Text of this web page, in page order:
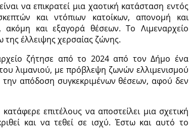
να επικρατεί μια χαοτική κατάσταση εντός
και ντόπιων κατοίκων, απονομή και
ακόμη και εξαγορά θέσεων. Το Λιμεναρχείο
έλλειψης χερσαίας ζώνης.
ζήτησε από το 2024 από τον Δήμο ένα
λιμανιού, με πρόβλεψη ζωνών ελλιμενισμού
απόδοση συγκεκριμένων θέσεων, αφού δεν
επιτέλους να αποστείλει μια σχετική
και να τεθεί σε ισχύ. Έστω και αυτό το